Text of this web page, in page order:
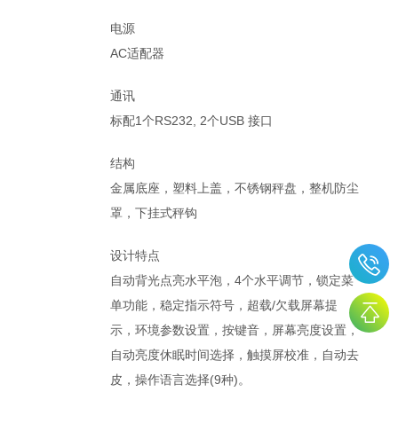
电源
AC适配器
通讯
标配1个RS232, 2个USB 接口
结构
金属底座，塑料上盖，不锈钢秤盘，整机防尘
罩，下挂式秤钩
设计特点
自动背光点亮水平泡，4个水平调节，锁定菜
单功能，稳定指示符号，超载/欠载屏幕提
示，环境参数设置，按键音，屏幕亮度设置，
自动亮度休眠时间选择，触摸屏校准，自动去
皮，操作语言选择(9种)。